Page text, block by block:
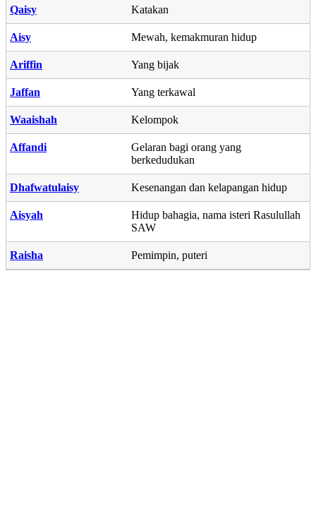
Qaisy Katakan
Aisy Mewah, kemakmuran hidup
Ariffin Yang bijak
Jaffan Yang terkawal
Waaishah Kelompok
Affandi
Gelaran bagi orang yang
berkedudukan
Dhafwatulaisy Kesenangan dan kelapangan hidup
Aisyah
Hidup bahagia, nama isteri Rasulullah
SAW
Raisha Pemimpin, puteri